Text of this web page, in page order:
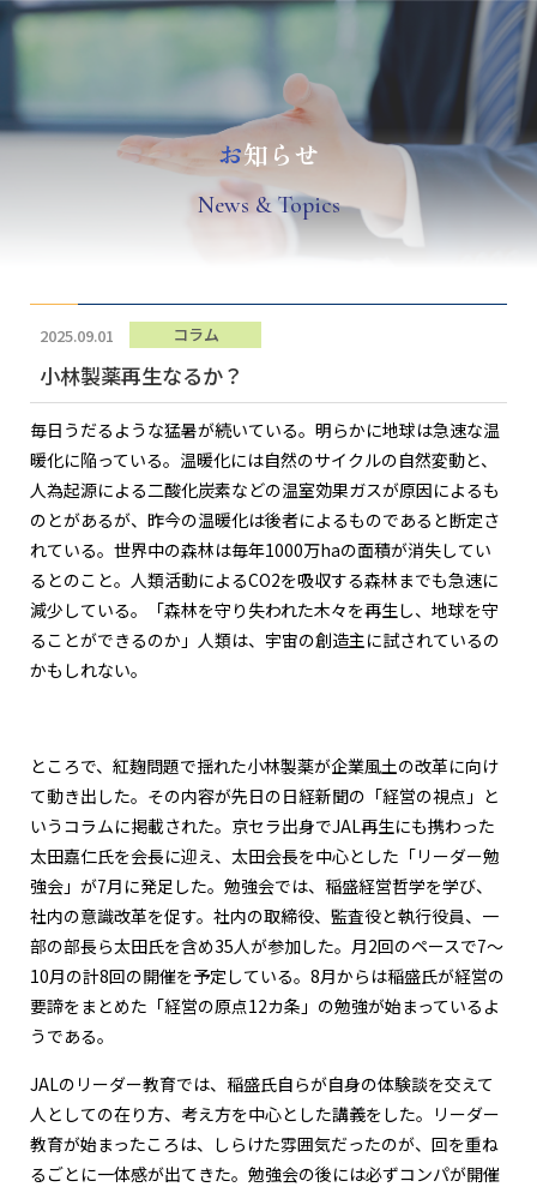
お知らせ
News & Topics
2025.09.01 コラム
小林製薬再生なるか？
毎日うだるような猛暑が続いている。明らかに地球は急速な温
暖化に陥っている。温暖化には自然のサイクルの自然変動と、
人為起源による二酸化炭素などの温室効果ガスが原因によるも
のとがあるが、昨今の温暖化は後者によるものであると断定さ
れている。世界中の森林は毎年1000万haの面積が消失してい
るとのこと。人類活動によるCO2を吸収する森林までも急速に
減少している。「森林を守り失われた木々を再生し、地球を守
ることができるのか」人類は、宇宙の創造主に試されているの
かもしれない。
ところで、紅麹問題で揺れた小林製薬が企業風土の改革に向け
て動き出した。その内容が先日の日経新聞の「経営の視点」と
いうコラムに掲載された。京セラ出身でJAL再生にも携わった
太田嘉仁氏を会長に迎え、太田会長を中心とした「リーダー勉
強会」が7月に発足した。勉強会では、稲盛経営哲学を学び、
社内の意識改革を促す。社内の取締役、監査役と執行役員、一
部の部長ら太田氏を含め35人が参加した。月2回のペースで7～
10月の計8回の開催を予定している。8月からは稲盛氏が経営の
要諦をまとめた「経営の原点12カ条」の勉強が始まっているよ
うである。
JALのリーダー教育では、稲盛氏自らが自身の体験談を交えて
人としての在り方、考え方を中心とした講義をした。リーダー
教育が始まったころは、しらけた雰囲気だったのが、回を重ね
るごとに一体感が出てきた。勉強会の後には必ずコンパが開催